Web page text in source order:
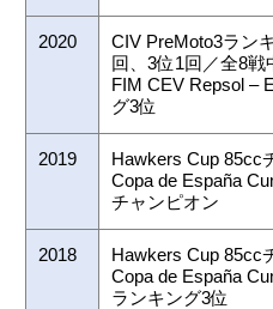
2020
CIV PreMoto3ラン
回、3位1回／全8戦
FIM CEV Repsol –
グ3位
2019
Hawkers Cup 85cc
Copa de España
チャンピオン
2018
Hawkers Cup 85cc
Copa de España
ランキング3位